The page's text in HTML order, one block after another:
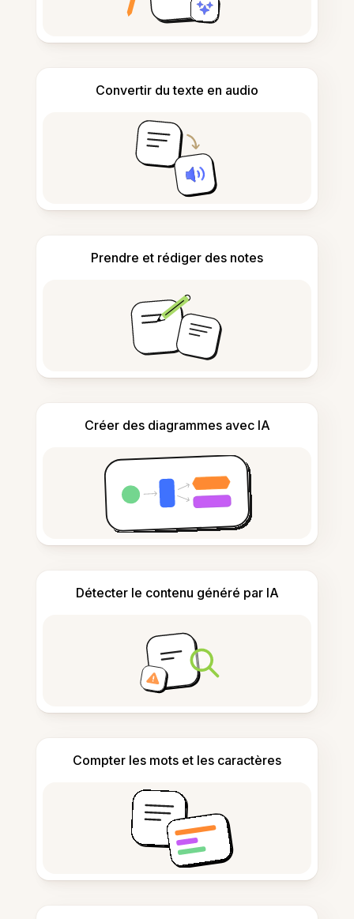
Convertir du texte en audio
Prendre et rédiger des notes
Créer des diagrammes avec IA
Détecter le contenu généré par IA
Compter les mots et les caractères